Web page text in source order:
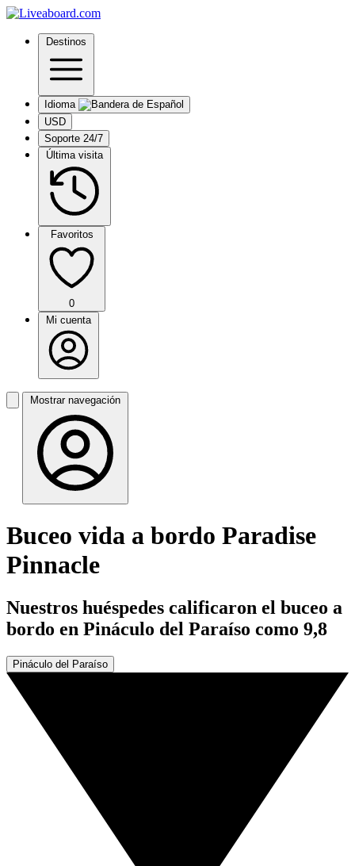
Destinos
Idioma
USD
Soporte 24/7
Última visita
Favoritos
0
Mi cuenta
Mostrar navegación
Buceo vida a bordo Paradise
Pinnacle
Nuestros huéspedes calificaron el buceo a
bordo en Pináculo del Paraíso como 9,8
Pináculo del Paraíso